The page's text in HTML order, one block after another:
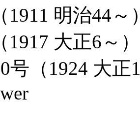
1911 明治44～
大正6～）
号（1924 大正